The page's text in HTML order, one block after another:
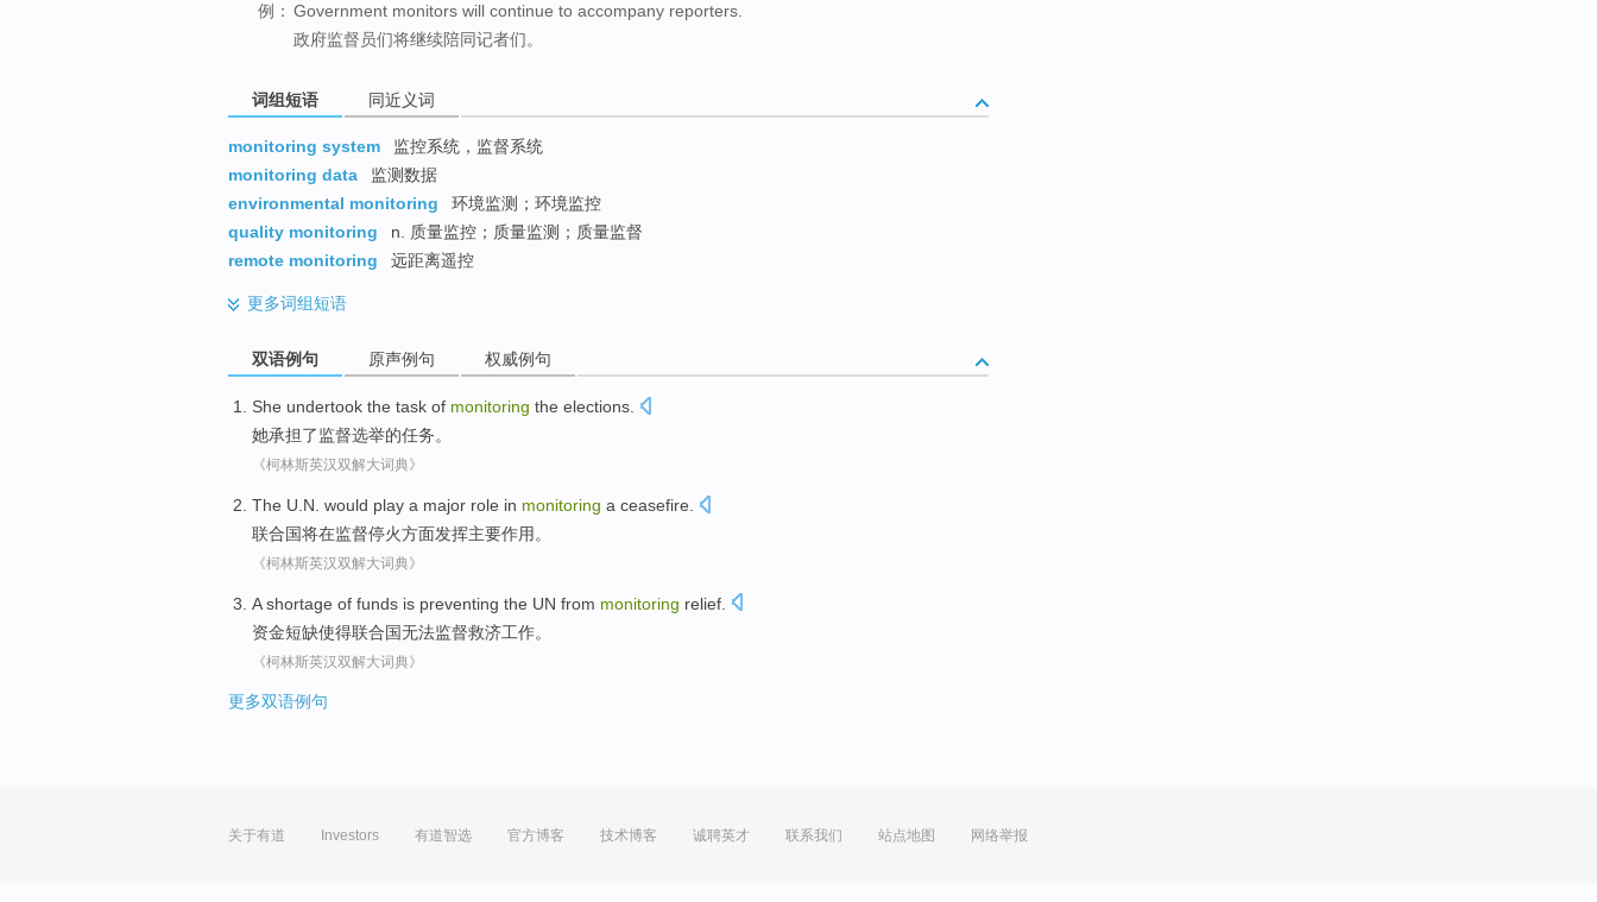
例： Government monitors will continue to accompany reporters.
政府监督员们将继续陪同记者们。
词组短语 同近义词
monitoring system
监控系统，监督系统
monitoring data
监测数据
environmental monitoring
环境监测；环境监控
quality monitoring
n. 质量监控；质量监测；质量监督
remote monitoring
远距离遥控
更多词组短语
双语例句 原声例句 权威例句
She undertook the task of monitoring the elections
她承担了监督选举的任务。
《柯林斯英汉双解大词典》
The U.N. would play a major role in monitoring a ceasefire
联合国将在监督停火方面发挥主要作用 。
《柯林斯英汉双解大词典》
Ashortage of funds is preventing the UN from monitoring relief
资金短缺使得联合国无法监督救济工作。
《柯林斯英汉双解大词典》
更多双语例句
关于有道 Investors 有道智选 官方博客 技术博客 诚聘英才 联系我们 站点地图 网络举报